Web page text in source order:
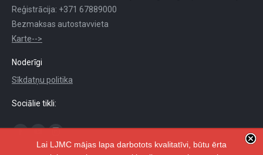
Reģistrācija: +371 67889000
Bezmaksas autostavvieta
Karte-->
Noderīgi
Sīkdatņu politika
Sociālie tikli:
Find us on:
Lai LJMC mājas lapa darbotots kvalitatīvi, būtu ērta